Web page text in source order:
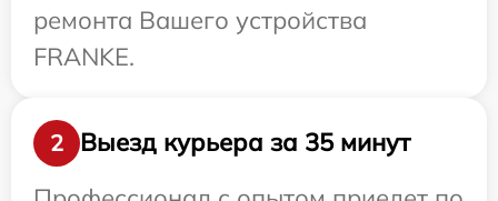
ремонта Вашего устройства
FRANKE.
2
Выезд курьера за 35 минут